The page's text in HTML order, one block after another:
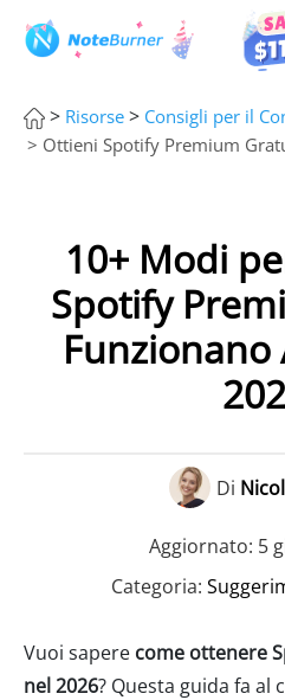
> Risorse > Consigli per il
> Ottieni Spotify Premium
10+ Modi
Spotify
Funzionano
Di
Aggiornato: 5
Categoria:
Vuoi sapere come ottenere
nel 2026? Questa guida fa al